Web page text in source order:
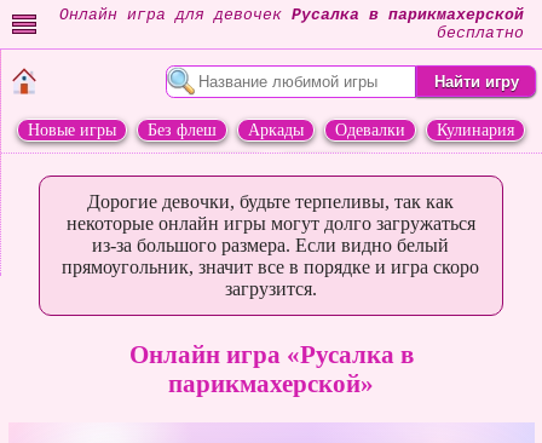
Онлайн игра для девочек Русалка в парикмахерской
бесплатно
Новые игры Без флеш Аркады Одевалки
Кулинария
Дорогие девочки, будьте терпеливы, так как
некоторые онлайн игры могут долго загружаться
из-за большого размера. Если видно белый
прямоугольник, значит все в порядке и игра скоро
загрузится.
Онлайн игра «Русалка в
парикмахерской»